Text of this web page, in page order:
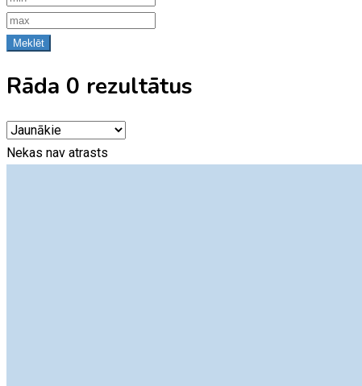
Meklēt
Rāda 0 rezultātus
Nekas nav atrasts